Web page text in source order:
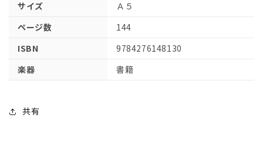
導
く
数
減
サイズ
Ａ５
ページ数
144
ISBN
9784276148130
楽器
書籍
共有